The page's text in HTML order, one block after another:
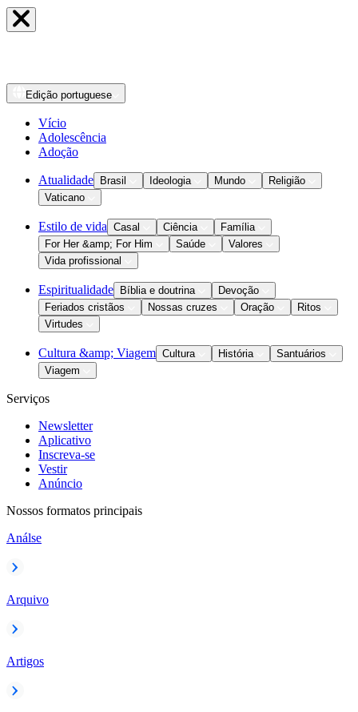
Edição portuguese
Vício
Adolescência
Adoção
Atualidade Brasil Ideologia Mundo
Religião
Vaticano
Estilo de vida Casal Ciência
Família
For Her &amp; For Him
Saúde
Valores
Vida profissional
Espiritualidade Bíblia e doutrina
Devoção
Feriados cristãos
Nossas cruzes Oração
Ritos
Virtudes
Cultura &amp; Viagem Cultura História
Santuários
Viagem
Serviços
Newsletter
Aplicativo
Inscreva-se
Vestir
Anúncio
Nossos formatos principais
Análse
Arquivo
Artigos